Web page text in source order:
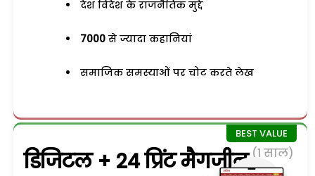
देश विदेश के राजनैतिक मुद्दे
7000 से ज्यादा कहानियां
समाजिक समस्याओं पर चोट करते लेख
डिजिटल + 24 प्रिंट मैगजीन (1 साल)